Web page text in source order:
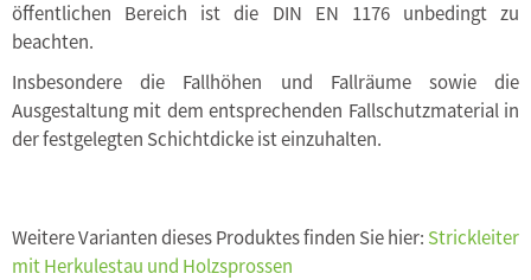
öffentlichen Bereich ist die DIN EN 1176 unbedingt zu
beachten.
Insbesondere die Fallhöhen und Fallräume sowie die
Ausgestaltung mit dem entsprechenden Fallschutzmaterial in
der festgelegten Schichtdicke ist einzuhalten.
Weitere Varianten dieses Produktes finden Sie hier: Strickleiter
mit Herkulestau und Holzsprossen